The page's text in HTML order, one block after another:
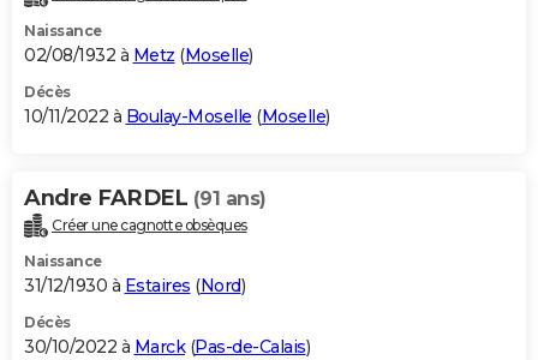
Naissance
02/08/1932 à Metz (Moselle)
Décès
10/11/2022 à Boulay-Moselle (Moselle)
Andre FARDEL (91 ans)
Créer une cagnotte obsèques
Naissance
31/12/1930 à Estaires (Nord)
Décès
30/10/2022 à Marck(Pas-de-Calais)